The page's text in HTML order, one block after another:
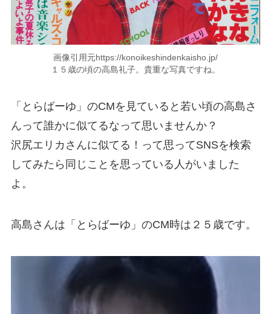
画像引用元https://konoikeshindenkaisho.jp/
１５歳の頃の高島礼子。貴重な写真ですね。
「とらばーゆ」のCMを見ていると若い頃の高島さ
んって誰かに似てるなって思いませんか？
沢尻エリカさんに似てる！って思ってSNSを検索
してみたら同じことを思っている人がいました
よ。
高島さんは「とらばーゆ」のCM時は２５歳です。